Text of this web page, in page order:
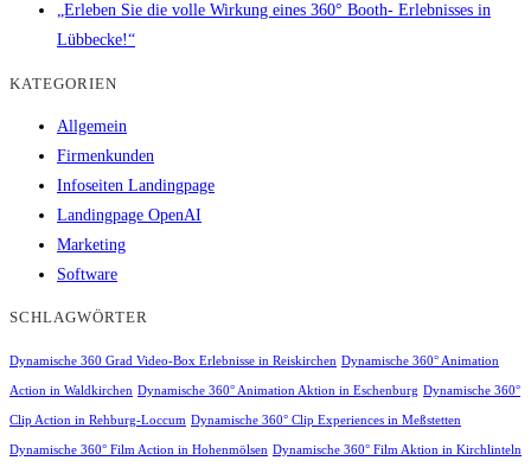
„Erleben Sie die volle Wirkung eines 360° Booth- Erlebnisses in
Lübbecke!“
KATEGORIEN
Allgemein
Firmenkunden
Infoseiten Landingpage
Landingpage OpenAI
Marketing
Software
SCHLAGWÖRTER
Dynamische 360 Grad Video-Box Erlebnisse in Reiskirchen Dynamische 360° Animation
Action in Waldkirchen Dynamische 360° Animation Aktion in Eschenburg Dynamische 360°
Clip Action in Rehburg-Loccum Dynamische 360° Clip Experiences in Meßstetten
Dynamische 360° Film Action in Hohenmölsen Dynamische 360° Film Aktion in Kirchlinteln